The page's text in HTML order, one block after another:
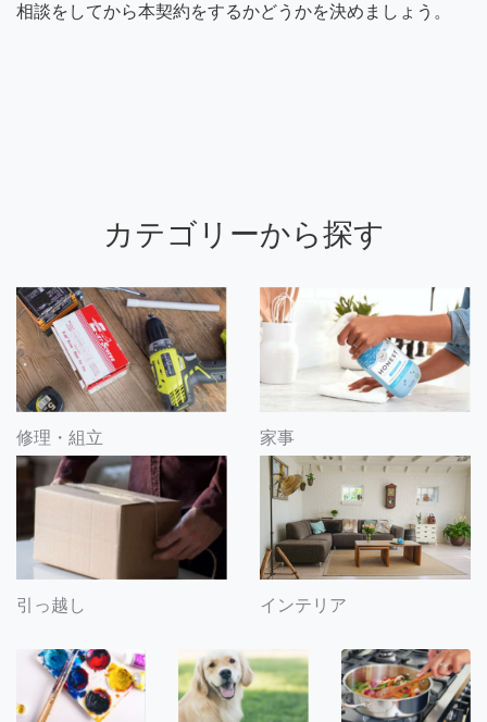
相談をしてから本契約をするかどうかを決めましょう。
カテゴリーから探す
修理・組立 家事
引っ越し インテリア